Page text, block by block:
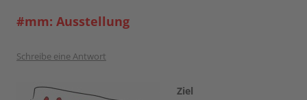
#mm: Ausstellung
Schreibe eine Antwort
Ziel